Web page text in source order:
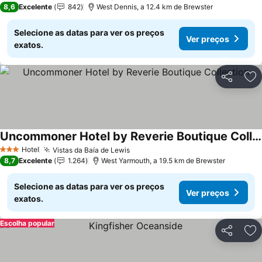
8,6 Excelente 842 West Dennis, a 12.4 km de Brewster
Selecione as datas para ver os preços
exatos.
Ver preços
Partilhar
3 EstrelasHotel Vistas da Baía de LewisVer preços
Uncommoner Hotel by Reverie Boutique Collection
Ver preços
8,7 Excelente 1.264 West Yarmouth, a 19.5 km de Brewster
Selecione as datas para ver os preços
exatos.
Ver preços
Partilhar
Escolha popular